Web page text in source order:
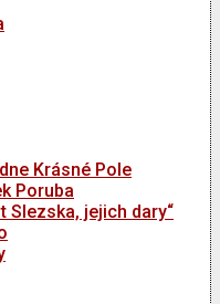
Krásné Pole
Poruba
Slezska, jejich dary“